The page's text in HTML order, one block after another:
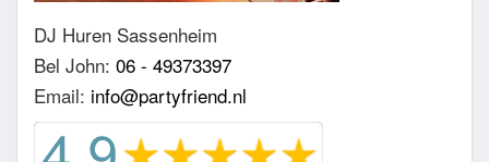
DJ Huren Sassenheim
Bel John: 06 - 49373397
Email: info@partyfriend.nl